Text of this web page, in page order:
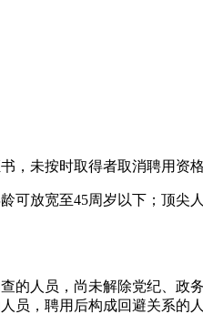
，未按时取得者取消聘用资格
可放宽至45周岁以下；顶
的人员，尚未解除党纪、政
，聘用后构成回避关系的